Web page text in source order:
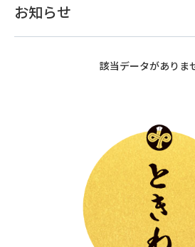
お知らせ
該当データがありま